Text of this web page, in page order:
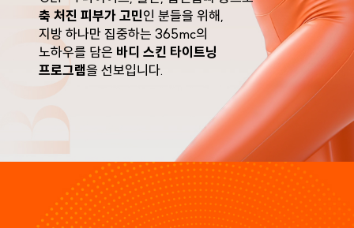
축 처진 피부가 고민인 분들을 위해,
지방 하나만 집중하는 365mc의
노하우를 담은 바디 스킨 타이트닝
프로그램을 선보입니다.